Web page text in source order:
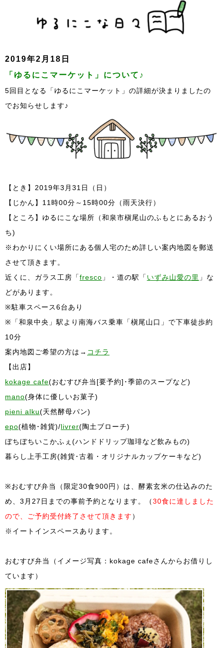
2019年2月18日
「ゆるにこマーケット」について♪
5回目となる「ゆるにこマーケット」の詳細が決まりましたの
でお知らせします♪
【とき】2019年3月31日（日）
【じかん】11時00分～15時00分（雨天決行）
【ところ】ゆるにこな場所（和泉市槇尾山のふもとにあるおう
ち)
※わかりにくい場所にある個人宅のため詳しい案内地図を郵送
させて頂きます。
近くに、ガラス工房「fresco 」・道の駅「 いずみ山愛の里 」な
どがあります。
※駐車スペース6台あり
※「和泉中央」駅より南海バス乗車「槇尾山口」で下車徒歩約
10分
案内地図ご希望の方は→ コチラ
【出店】
kokage cafe(おむすび弁当[要予約]･季節のスープなど)
mano(身体に優しいお菓子)
pieni alku(天然酵母パン)
epo(植物･雑貨)/livrer(陶土ブローチ)
ぼちぼちいこかふぇ(ハンドドリップ珈琲など飲みもの)
暮らし上手工房(雑貨･古着・オリジナルカップケーキなど)
※おむすび弁当（限定30食900円）は、酵素玄米の仕込みのた
め、3月27日までの事前予約となります。（30食に達しました
ので、ご予約受付終了させて頂きます ）
※イートインスペースあります。
おむすび弁当（イメージ写真：kokage cafeさんからお借りし
ています）